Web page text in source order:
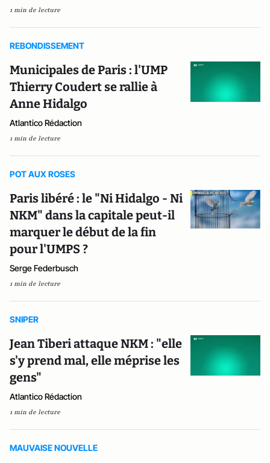
1 min de lecture
REBONDISSEMENT
Municipales de Paris : l'UMP
Thierry Coudert se rallie à
Anne Hidalgo
Atlantico Rédaction
1 min de lecture
POT AUX ROSES
Paris libéré : le "Ni Hidalgo - Ni
NKM" dans la capitale peut-il
marquer le début de la fin
pour l'UMPS ?
Serge Federbusch
1 min de lecture
SNIPER
Jean Tiberi attaque NKM : "elle
s'y prend mal, elle méprise les
gens"
Atlantico Rédaction
1 min de lecture
MAUVAISE NOUVELLE